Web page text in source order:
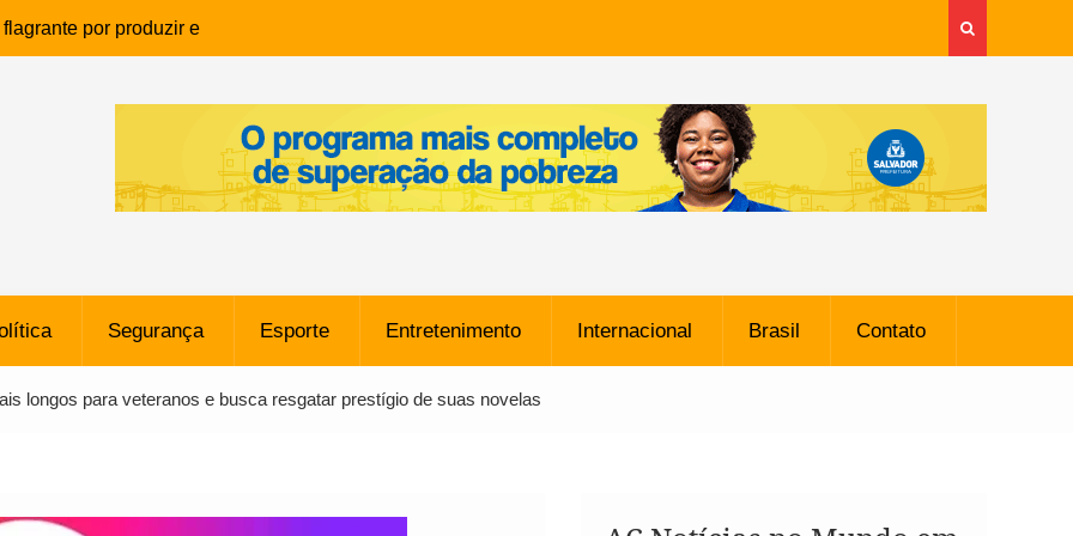
por produzir e
infantil em Eunápolis
morreu após ataque
sem restrições e pode
o Vasco
SpaceX Colide com a Lua
Metros, Afirma a Nasa
Segurança Esporte Entretenimento Internacional Brasil Contato
longos para veteranos e busca resgatar prestígio de suas novelas